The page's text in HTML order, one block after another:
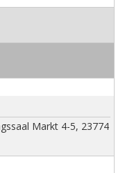
Markt 4-5, 23774